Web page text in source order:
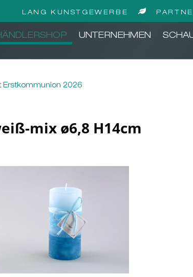
LANG KUNSTGEWERBE
UNTERNEHMEN
Erstkommunion 2026
mix ø6,8 H14cm